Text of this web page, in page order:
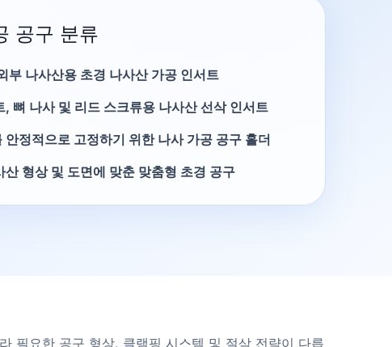
공구 분류
부 나사산용 초경 나사산 가공 인서트
, 뼈 나사 및 리드 스크류용 나사산 선삭 인서트
안정적으로 고정하기 위한 나사 가공 공구 홀더
산 형상 및 도면에 맞춘 맞춤형 초경 공구
필요한 공구 형상, 클램핑 시스템 및 절삭 전략이 다릅